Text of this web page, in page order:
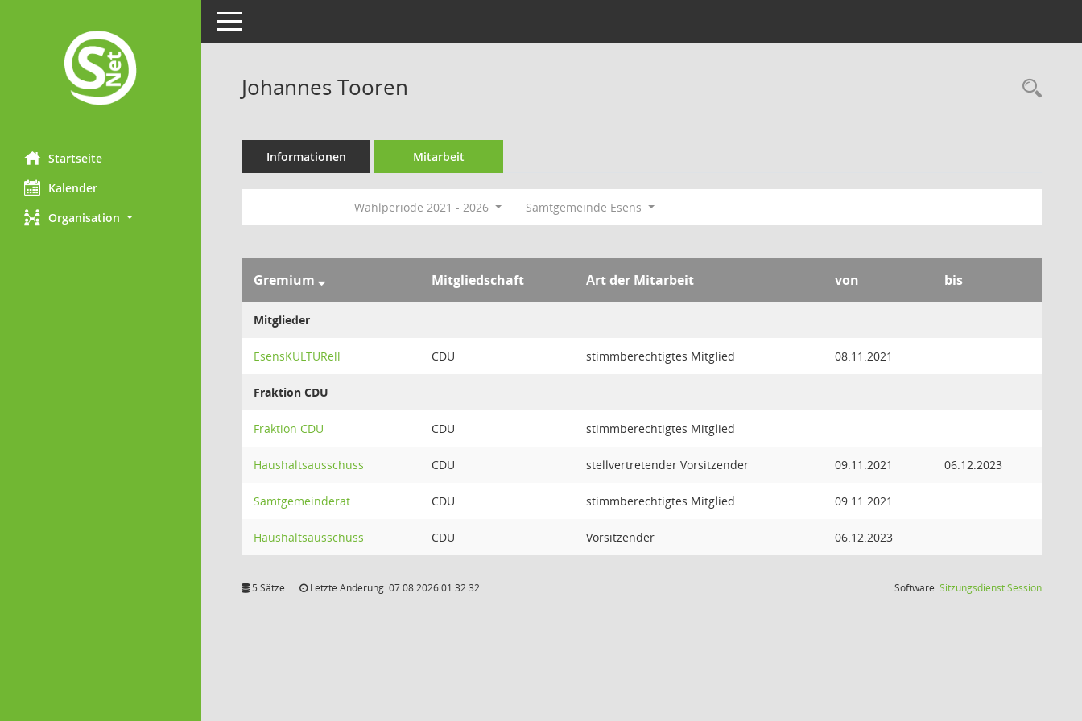
Startseite
Kalender
Organisation
Toggle navigation
Johannes Tooren
Informationen Mitarbeit
Wahlperiode 2021 - 2026 Samtgemeinde Esens
Gremium Mitgliedschaft Art der Mitarbeit von bis
Mitglieder
EsensKULTURell CDU stimmberechtigtes Mitglied 08.11.2021
Fraktion CDU
Fraktion CDU CDU stimmberechtigtes Mitglied
Haushaltsausschuss CDU stellvertretender Vorsitzender 09.11.2021 06.12.2023
Samtgemeinderat CDU stimmberechtigtes Mitglied 09.11.2021
Haushaltsausschuss CDU Vorsitzender 06.12.2023
5 Sätze Letzte Änderung: 07.08.2026 01:32:32 Software:SitzungsdienstSession(Wird in